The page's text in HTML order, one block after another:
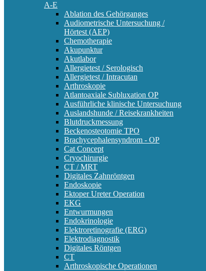
A-E
Ablation des Gehörganges
Audiometrische Untersuchung /
Hörtest (AEP)
Chemotherapie
Akupunktur
Akutlabor
Allergietest / Serologisch
Allergietest / Intracutan
Arthroskopie
Atlantoaxiale Subluxation OP
Ausführliche klinische Untersuchung
Auslandshunde / Reisekrankheiten
Blutdruckmessung
Beckenosteotomie TPO
Brachycephalensyndrom - OP
Cat Concept
Cryochirurgie
CT / MRT
Digitales Zahnröntgen
Endoskopie
Ektoper Ureter Operation
EKG
Entwurmungen
Endokrinologie
Elektroretinografie (ERG)
Elektrodiagnostik
Digitales Röntgen
CT
Arthroskopische Operationen